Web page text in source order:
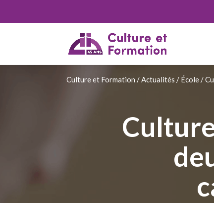
Culture et Formation /Actualités / École /